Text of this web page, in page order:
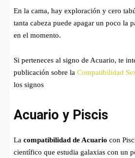
En la cama, hay exploración y cero
tanta cabeza puede apagar un poco la
en el momento.
Si perteneces al signo de Acuario, te
publicación sobre la Compatibilidad
los signos
Acuario y Piscis
La compatibilidad de Acuario con
científico que estudia galaxias con un